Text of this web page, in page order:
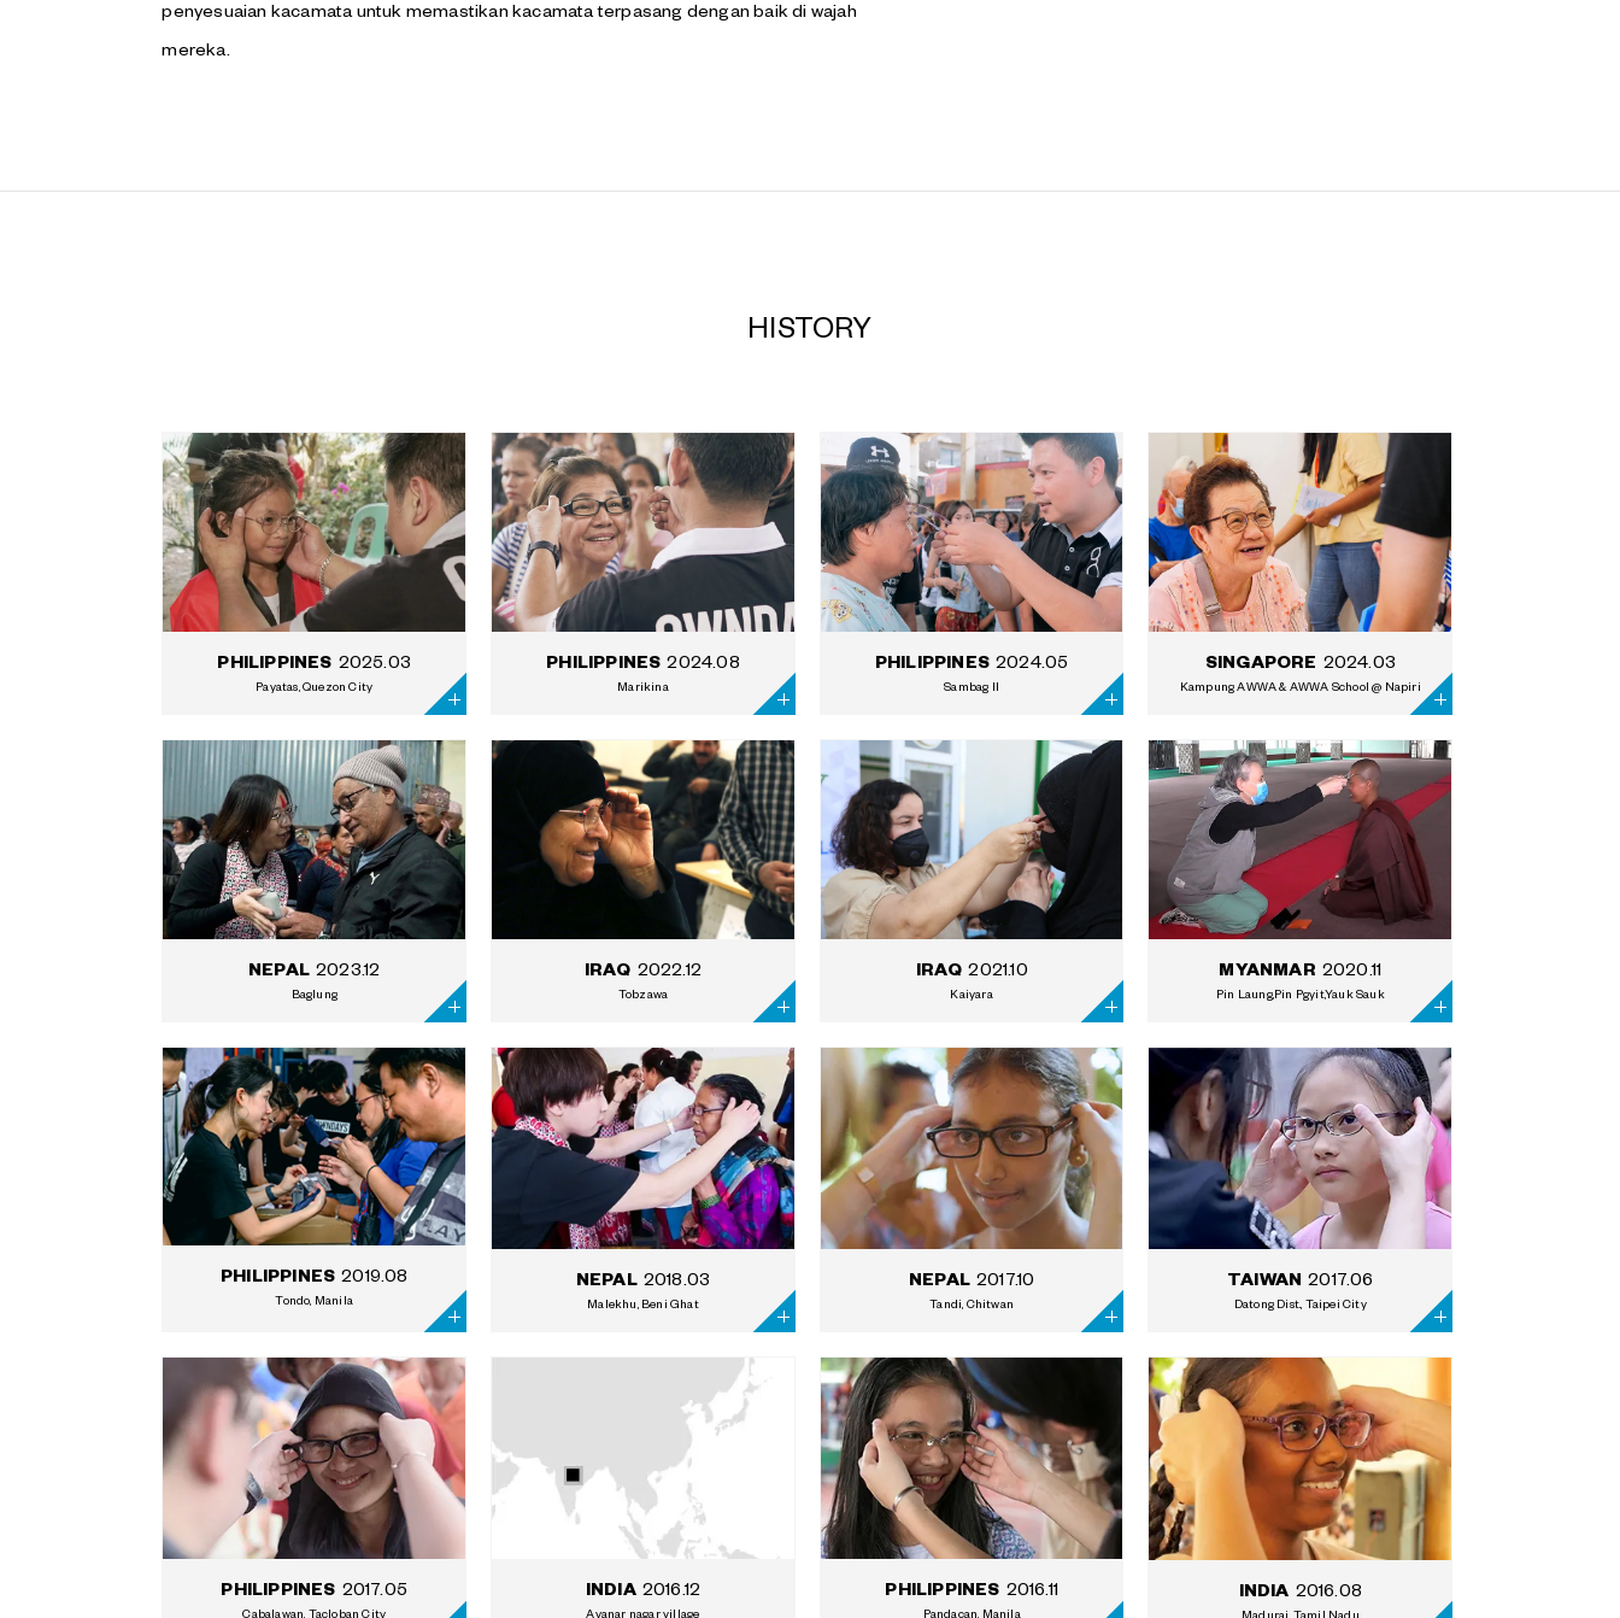
penyesuaian kacamata untuk memastikan kacamata terpasang dengan baik di wajah
mereka.
HISTORY
PHILIPPINES 2025.03
Payatas, Quezon City
PHILIPPINES 2024.08
Marikina
PHILIPPINES 2024.05
Sambag II
SINGAPORE 2024.03
Kampung AWWA & AWWA School @ Napiri
NEPAL 2023.12
Baglung
IRAQ 2022.12
Tobzawa
IRAQ 2021.10
Kaiyara
MYANMAR 2020.11
Pin Laung,Pin Pgyit,Yauk Sauk
PHILIPPINES 2019.08
Tondo, Manila
NEPAL 2018.03
Malekhu, Beni Ghat
NEPAL 2017.10
Tandi, Chitwan
TAIWAN 2017.06
Datong Dist., Taipei City
PHILIPPINES 2017.05
Cabalawan, Tacloban City
INDIA 2016.12
Ayanar nagar village
PHILIPPINES 2016.11
Pandacan, Manila
INDIA 2016.08
Madurai, Tamil Nadu